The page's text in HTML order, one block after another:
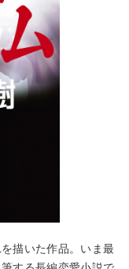
描いた作品。いま最